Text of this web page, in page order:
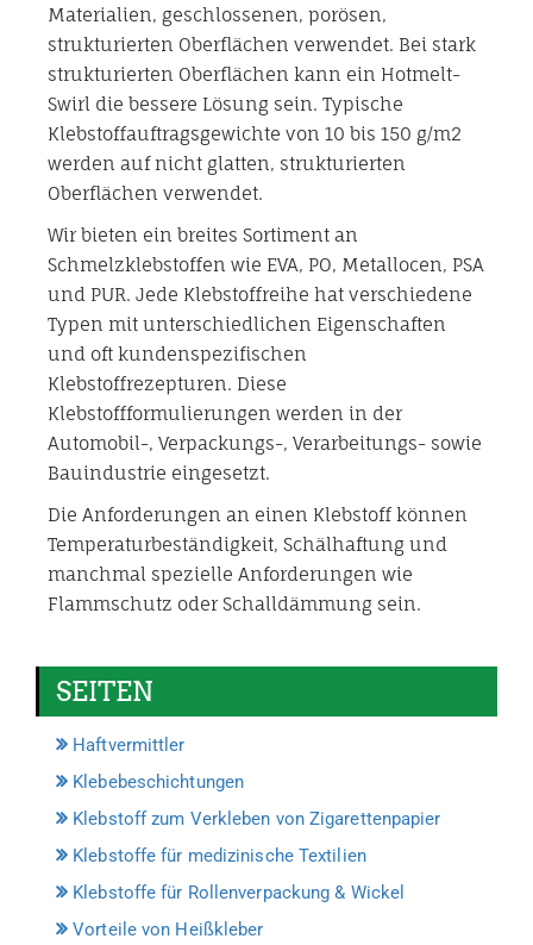
Materialien, geschlossenen, porösen,
strukturierten Oberflächen verwendet. Bei stark
strukturierten Oberflächen kann ein Hotmelt-
Swirl die bessere Lösung sein. Typische
Klebstoffauftragsgewichte von 10 bis 150 g/m2
werden auf nicht glatten, strukturierten
Oberflächen verwendet.
Wir bieten ein breites Sortiment an
Schmelzklebstoffen wie EVA, PO, Metallocen, PSA
und PUR. Jede Klebstoffreihe hat verschiedene
Typen mit unterschiedlichen Eigenschaften
und oft kundenspezifischen
Klebstoffrezepturen. Diese
Klebstoffformulierungen werden in der
Automobil-, Verpackungs-, Verarbeitungs- sowie
Bauindustrie eingesetzt.
Die Anforderungen an einen Klebstoff können
Temperaturbeständigkeit, Schälhaftung und
manchmal spezielle Anforderungen wie
Flammschutz oder Schalldämmung sein.
SEITEN
Haftvermittler
Klebebeschichtungen
Klebstoff zum Verkleben von Zigarettenpapier
Klebstoffe für medizinische Textilien
Klebstoffe für Rollenverpackung & Wickel
Vorteile von Heißkleber